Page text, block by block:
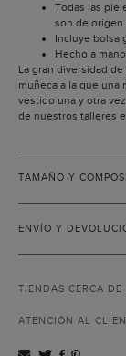
Todas las
son de origen
Incluye bolsa
Hecho a
La gran diversidad
muñeca a la que una
vestido una y otra
de nuestros talleres
TAMAÑO Y
ENVÍO Y
TIENDAS CERCA DE
ATENCIÓN AL